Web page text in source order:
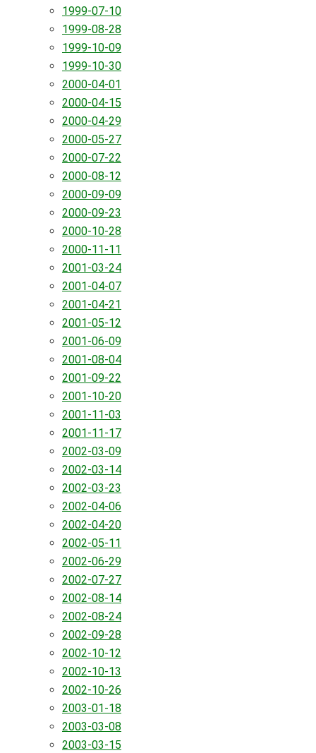
1999-07-10
1999-08-28
1999-10-09
1999-10-30
2000-04-01
2000-04-15
2000-04-29
2000-05-27
2000-07-22
2000-08-12
2000-09-09
2000-09-23
2000-10-28
2000-11-11
2001-03-24
2001-04-07
2001-04-21
2001-05-12
2001-06-09
2001-08-04
2001-09-22
2001-10-20
2001-11-03
2001-11-17
2002-03-09
2002-03-14
2002-03-23
2002-04-06
2002-04-20
2002-05-11
2002-06-29
2002-07-27
2002-08-14
2002-08-24
2002-09-28
2002-10-12
2002-10-13
2002-10-26
2003-01-18
2003-03-08
2003-03-15